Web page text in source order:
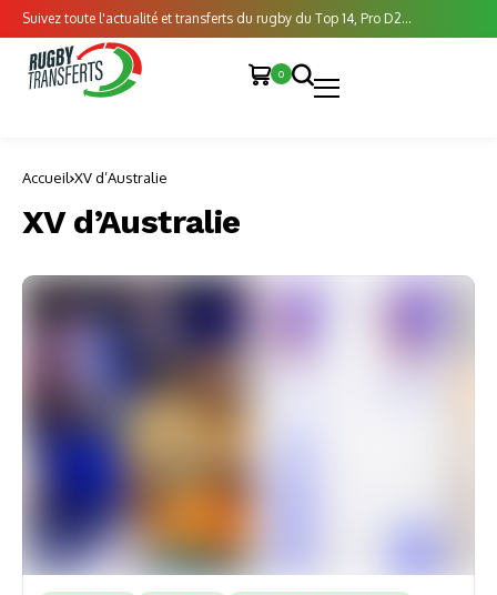
Suivez toute l'actualité et transferts du rugby du Top 14, Pro D2...
0
Accueil XV d’Australie
XV d’Australie